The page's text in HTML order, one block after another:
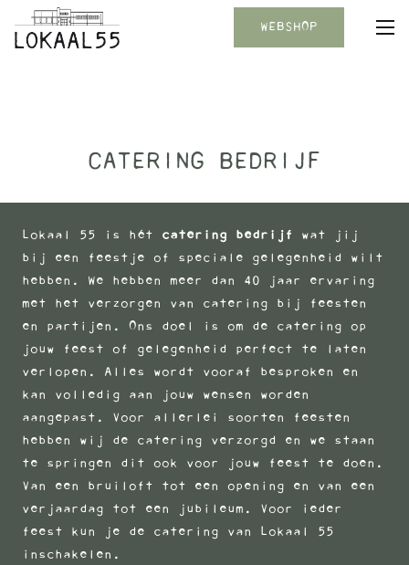
WEBSHOP
CATERING BEDRIJF
Lokaal 55 is hét catering bedrijf
wat jij
bij een feestje of speciale gelegenheid wilt
hebben. We hebben meer dan 40 jaar ervaring
met het verzorgen van catering bij feesten
en partijen. Ons doel is om de catering op
jouw feest of gelegenheid perfect te laten
verlopen. Alles wordt vooraf besproken en
kan volledig aan jouw wensen worden
aangepast. Voor allerlei soorten feesten
hebben wij de catering verzorgd en we staan
te springen dit ook voor jouw feest te doen.
Van een bruiloft tot een opening en van een
verjaardag tot een jubileum. Voor ieder
feest kun je de catering van Lokaal 55
inschakelen.